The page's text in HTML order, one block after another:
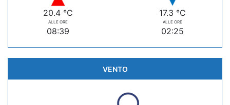
20.4 °C
ALLE ORE
08:39
17.3 °C
ALLE ORE
02:25
VENTO